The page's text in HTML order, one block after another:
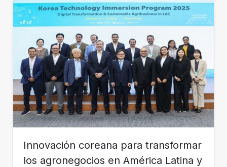
Innovación coreana para transformar
los agronegocios en América Latina y